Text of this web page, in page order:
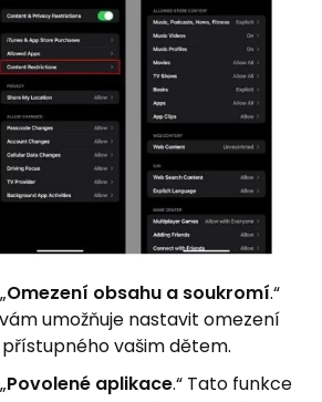
Omezení obsahu a soukromí.“
umožňuje nastavit omezení
vašim dětem.
Povolené aplikace.“ Tato funkce